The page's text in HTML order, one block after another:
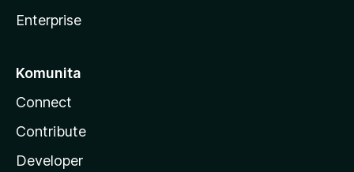
Enterprise
Komunita
Connect
Contribute
Developer